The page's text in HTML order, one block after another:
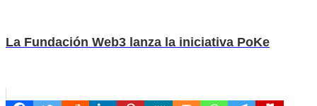
La Fundación Web3 lanza la iniciativa PoKe